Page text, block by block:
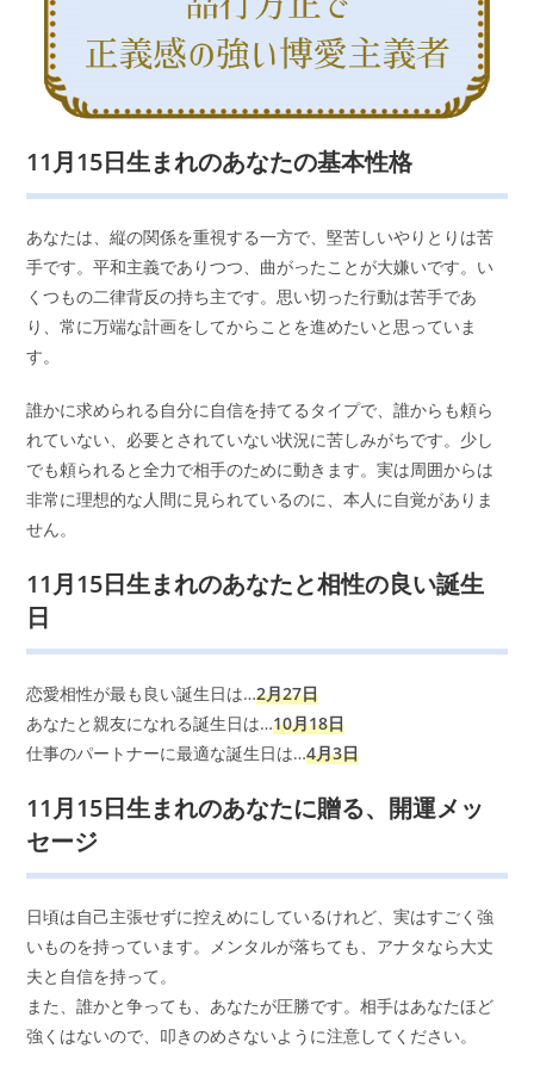
11月15日生まれのあなたの基本性格
あなたは、縦の関係を重視する一方で、堅苦しいやりとりは苦
手です。平和主義でありつつ、曲がったことが大嫌いです。い
くつもの二律背反の持ち主です。思い切った行動は苦手であ
り、常に万端な計画をしてからことを進めたいと思っていま
す。
誰かに求められる自分に自信を持てるタイプで、誰からも頼ら
れていない、必要とされていない状況に苦しみがちです。少し
でも頼られると全力で相手のために動きます。実は周囲からは
非常に理想的な人間に見られているのに、本人に自覚がありま
せん。
11月15日生まれのあなたと相性の良い誕生
日
恋愛相性が最も良い誕生日は…2月27日
あなたと親友になれる誕生日は…10月18日
仕事のパートナーに最適な誕生日は…4月3日
11月15日生まれのあなたに贈る、開運メッ
セージ
日頃は自己主張せずに控えめにしているけれど、実はすごく強
いものを持っています。メンタルが落ちても、アナタなら大丈
夫と自信を持って。
また、誰かと争っても、あなたが圧勝です。相手はあなたほど
強くはないので、叩きのめさないように注意してください。